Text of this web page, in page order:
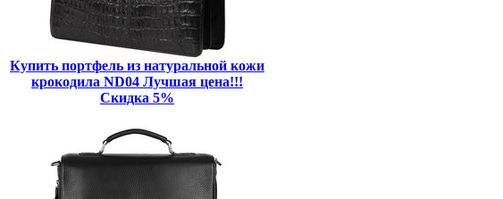
Купить портфель из натуральной кожи
крокодила ND04 Лучшая цена!!!
Скидка 5%